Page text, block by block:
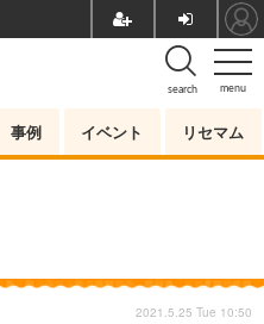
menu
search
事例 イベント リセマム
2021.5.25 Tue 10:50